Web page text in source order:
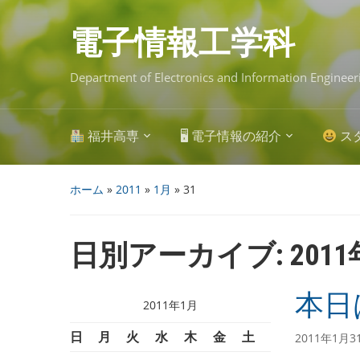
Skip
to
main
content 電子情報工学科
Department of Electronics and Information
福井高専 🖥 電子情報の紹介 ス
ホーム » 2011 » 1月 » 31
日別アーカイブ: 2011
2011年1月
日 月 火 水 木 金
土
本
2011年1月